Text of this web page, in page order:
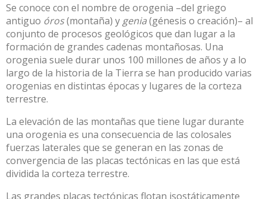
Se conoce con el nombre de orogenia –del griego
antiguo óros(montaña) y genia(génesis o creación)– al
conjunto de procesos geológicos que dan lugar a la
formación de grandes cadenas montañosas. Una
orogenia suele durar unos 100 millones de años y a lo
largo de la historia de la Tierra se han producido varias
orogenias en distintas épocas y lugares de la corteza
terrestre.
La elevación de las montañas que tiene lugar durante
una orogenia es una consecuencia de las colosales
fuerzas laterales que se generan en las zonas de
convergencia de las placas tectónicas en las que está
dividida la corteza terrestre.
Las grandes placas tectónicas flotan isostáticamente